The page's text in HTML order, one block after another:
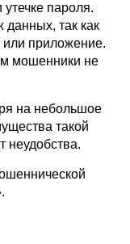
пароля.
так как
приложение.
мошенники не
на небольшое
такой
неудобства.